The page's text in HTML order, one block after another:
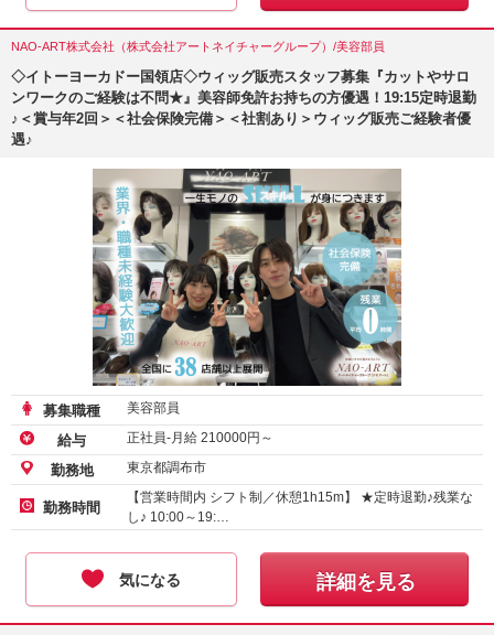
NAO-ART株式会社（株式会社アートネイチャーグループ）/美容部員
◇イトーヨーカドー国領店◇ウィッグ販売スタッフ募集『カットやサロ
ンワークのご経験は不問★』美容師免許お持ちの方優遇！19:15定時退勤
♪＜賞与年2回＞＜社会保険完備＞＜社割あり＞ウィッグ販売ご経験者優
遇♪
募集職種 美容部員
給与 正社員-月給 210000円～
勤務地 東京都調布市
勤務時間
【営業時間内 シフト制／休憩1h15m】 ★定時退勤♪残業な
し♪ 10:00～19:…
気になる 詳細を見る